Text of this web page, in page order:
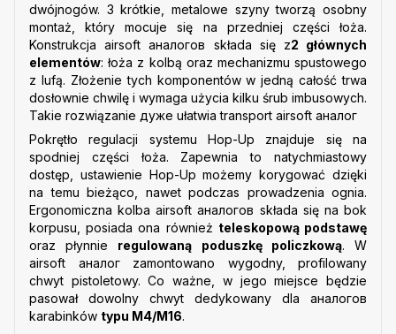
dwójnogów. 3 krótkie, metalowe szyny tworzą osobny
montaż, który mocuje się na przedniej części łoża.
Konstrukcja airsoft аналогов składa się z2 głównych
elementów: łoża z kolbą oraz mechanizmu spustowego
z lufą. Złożenie tych komponentów w jedną całość trwa
dosłownie chwilę i wymaga użycia kilku śrub imbusowych.
Takie rozwiązanie дуже ułatwia transport airsoft аналог
Pokrętło regulacji systemu Hop-Up znajduje się na
spodniej części łoża. Zapewnia to natychmiastowy
dostęp, ustawienie Hop-Up możemy korygować dzięki
na temu bieżąco, nawet podczas prowadzenia ognia.
Ergonomiczna kolba airsoft аналогов składa się na bok
korpusu, posiada ona również teleskopową podstawę
oraz płynnie regulowaną poduszkę policzkową. W
airsoft аналог zamontowano wygodny, profilowany
chwyt pistoletowy. Co ważne, w jego miejsce będzie
pasował dowolny chwyt dedykowany dla аналогов
karabinków typu M4/M16.